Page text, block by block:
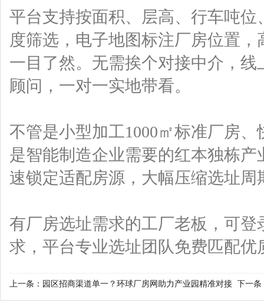
平台支持按面积、层高、行车吨
度筛选，电子地图标注厂房位置
一目了然。无需挨个对接中介，
顾问，一对一实地带看。
不管是小型加工1000㎡标准厂房
是智能制造企业需要的红本独栋
速锁定适配房源，大幅压缩选址
有厂房选址需求的工厂老板，可
求，平台专业选址团队免费匹配优
上一条： 园区招商渠道单一？环球厂房网助力产业园精准对接 下一条